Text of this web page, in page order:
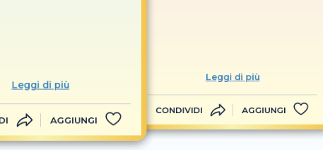
Leggi di più
AGGIUNGI
Leggi di più
CONDIVIDI AGGIUNGI